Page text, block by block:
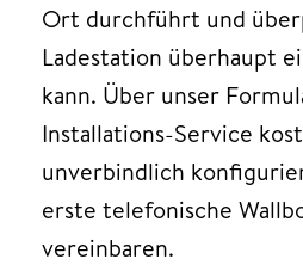
Ort durchführt und
Ladestation überhaupt
kann. Über unser
Installations-Service
unverbindlich
erste telefonische
vereinbaren.